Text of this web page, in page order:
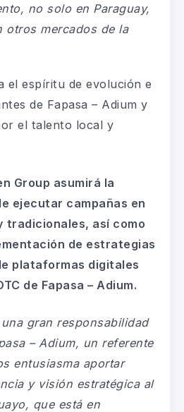
no solo en Paraguay,
otros mercados de la
el espíritu de evolución e
de Fapasa – Adium y
el talento local y
Group asumirá la
ejecutar campañas en
tradicionales, así como
de estrategias
plataformas digitales
de Fapasa – Adium.
gran responsabilidad
– Adium, un referente
entusiasma aportar
y visión estratégica al
que está en